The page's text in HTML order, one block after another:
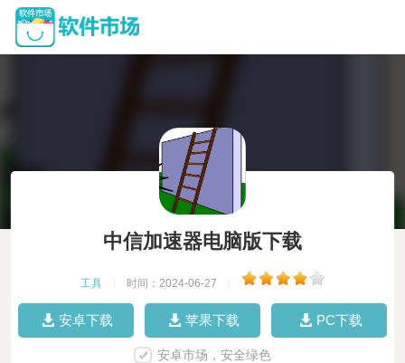
中信加速器电脑版下载
工具 时间：2024-06-27
安卓下载 苹果下载 PC下载
安卓市场，安全绿色